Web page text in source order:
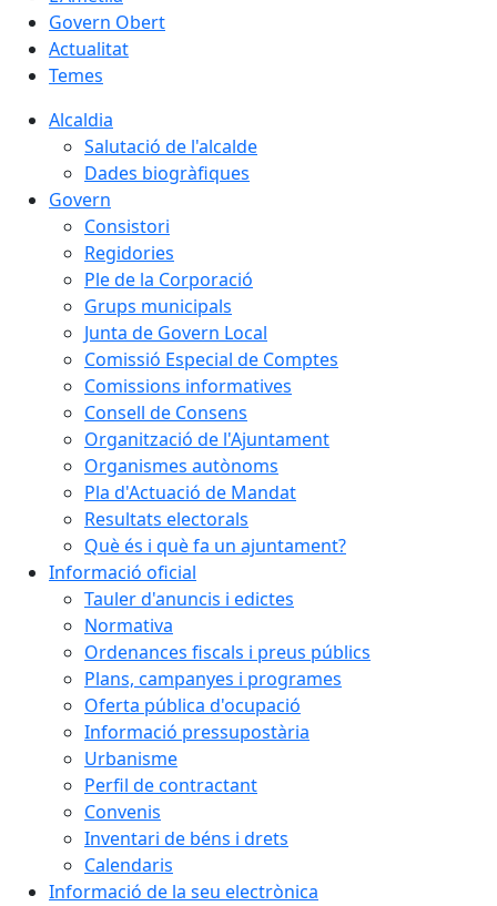
Govern Obert
Actualitat
Temes
Alcaldia
Salutació de l'alcalde
Dades biogràfiques
Govern
Consistori
Regidories
Ple de la Corporació
Grups municipals
Junta de Govern Local
Comissió Especial de Comptes
Comissions informatives
Consell de Consens
Organització de l'Ajuntament
Organismes autònoms
Pla d'Actuació de Mandat
Resultats electorals
Què és i què fa un ajuntament?
Informació oficial
Tauler d'anuncis i edictes
Normativa
Ordenances fiscals i preus públics
Plans, campanyes i programes
Oferta pública d'ocupació
Informació pressupostària
Urbanisme
Perfil de contractant
Convenis
Inventari de béns i drets
Calendaris
Informació de la seu electrònica